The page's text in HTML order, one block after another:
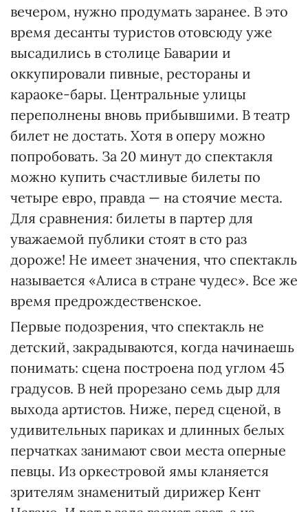
вечером, нужно продумать заранее. В это
время десанты туристов отовсюду уже
высадились в столице Баварии и
оккупировали пивные, рестораны и
караоке-бары. Центральные улицы
переполнены вновь прибывшими. В театр
билет не достать. Хотя в оперу можно
попробовать. За 20 минут до спектакля
можно купить счаст­ливые билеты по
четыре евро, правда — на стоячие места.
Для сравнения: билеты в партер для
уважаемой публики стоят в сто раз
дороже! Не имеет значения, что спектакль
называется «Алиса в стране чудес». Все же
время предрождественское.
Первые подозрения, что спектакль не
детский, закрадываются, когда начинаешь
понимать: сцена построена под углом 45
градусов. В ней прорезано семь дыр для
выхода артистов. Ниже, перед сценой, в
удивительных париках и длинных белых
перчатках занимают свои места оперные
певцы. Из оркестровой ямы кланяется
зрителям знаменитый дирижер Кент